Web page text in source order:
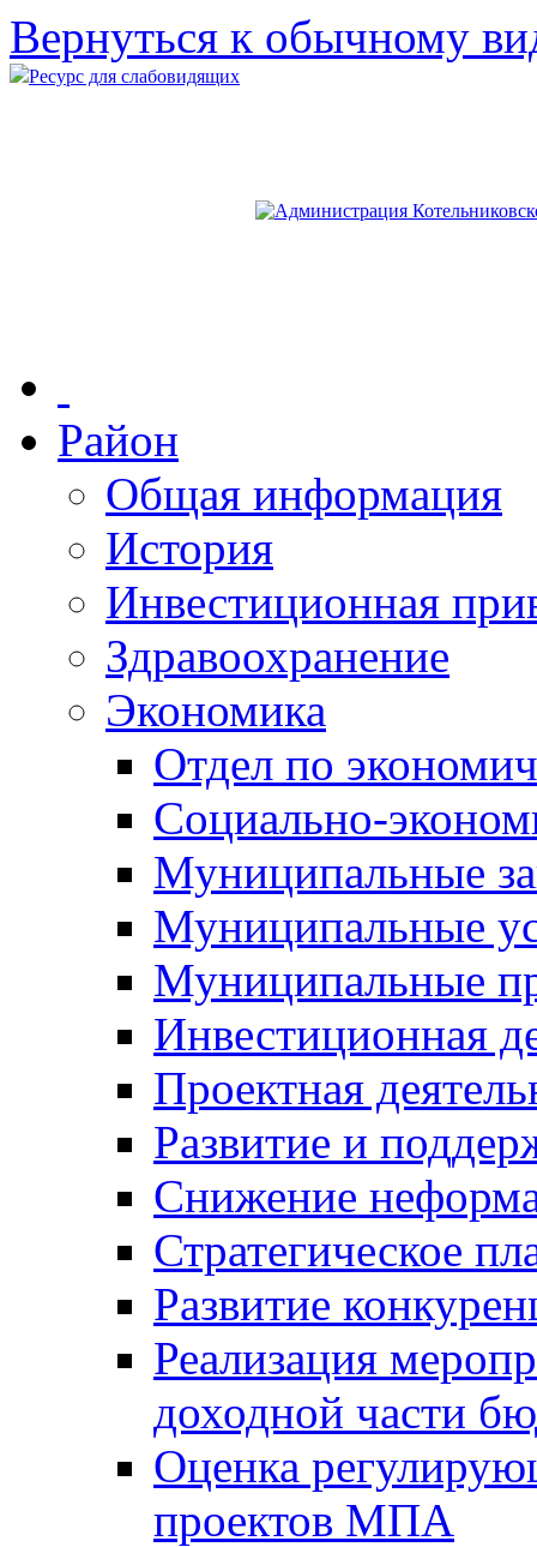
Вернуться к обычному
Ресурс для слабовидящих
Район
Общая информация
История
Инвестиционная
Здравоохранение
Экономика
Отдел по
Социально-
Муниципальные
Муниципальные
Муниципальные
Инвестиционная
Проектная
Развитие и
Снижение
Стратегическое
Развитие
Реализация
доходной части
Оценка
проектов МПА